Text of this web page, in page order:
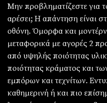
Μην προβληματίζεστε για
αρέσει; Η απάντηση είναι
οθόνη. Όμορφα και
μεταφορικά με αγορές 2
από υψηλής ποιότητας
ποιότητας κράματος και
εμπόρων και τεχνίτων.
καθημερινή ή και πιο